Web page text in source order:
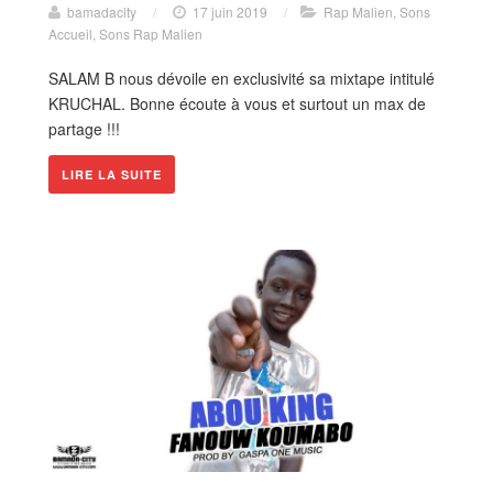
bamadacity / 17 juin 2019 / Rap Malien Sons
Accueil Sons Rap Malien
SALAM B nous dévoile en exclusivité sa mixtape intitulé
KRUCHAL. Bonne écoute à vous et surtout un max de
partage !!!
LIRE LA SUITE